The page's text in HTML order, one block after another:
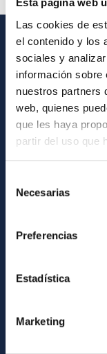
Esta página web
Las cookies de
el contenido y los
sociales y
información sobre
nuestros partners
web, quienes
que les haya
partir del uso que
Necesarias
Preferencias
Estadística
Marketing
GENERAL INFORMATION
Contact
How to get to the
List of personnel
Legislation
Gender equality